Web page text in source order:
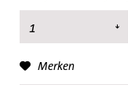
Merken